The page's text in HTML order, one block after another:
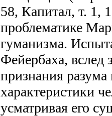
58, Капитал, т. 1,
проблематике
гуманизма.
Фейербаха, вслед
признания разума
характеристики
усматривая его